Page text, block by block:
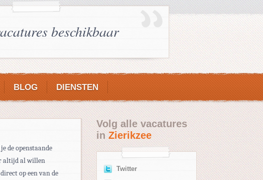
beschikbaar
BLOG DIENSTEN
de openstaande
altijd al willen
op een van de
Volg alle vacatures
inZierikzee
Twitter